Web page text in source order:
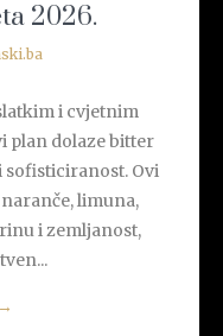
2026.
i cvjetnim
plan dolaze bitter
Ovi
limuna,
i zemljanost,
→